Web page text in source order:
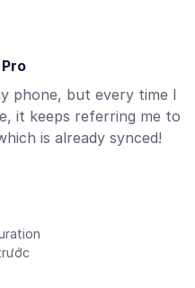
phone, but every time I
it keeps referring me to
is already synced!